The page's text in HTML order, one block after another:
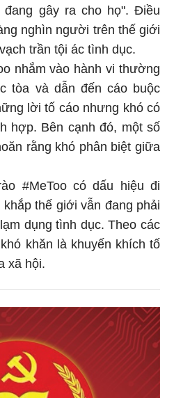
gây ra cho họ". Điều
nghìn người trên thế giới
trần tội ác tình dục.
nhắm vào hành vi thường
tòa và dẫn đến cáo buộc
lời tố cáo nhưng khó có
hợp. Bên cạnh đó, một số
rằng khó phân biệt giữa
#MeToo có dấu hiệu đi
thế giới vẫn đang phải
dụng tình dục. Theo các
khăn là khuyến khích tố
xã hội.